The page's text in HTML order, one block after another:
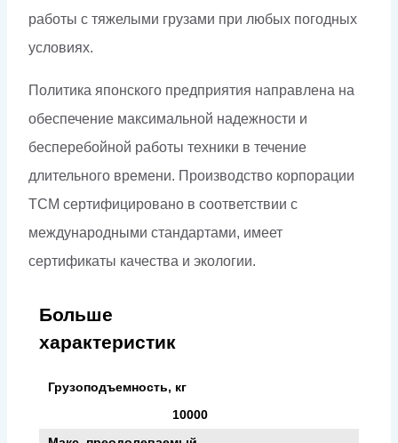
работы с тяжелыми грузами при любых погодных
условиях.
Политика японского предприятия направлена на
обеспечение максимальной надежности и
бесперебойной работы техники в течение
длительного времени. Производство корпорации
ТСМ сертифицировано в соответствии с
международными стандартами, имеет
сертификаты качества и экологии.
Больше
характеристик
Грузоподъемность, кг
10000